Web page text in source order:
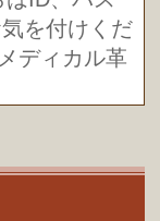
を付けくだ
ディカル革
協力医療